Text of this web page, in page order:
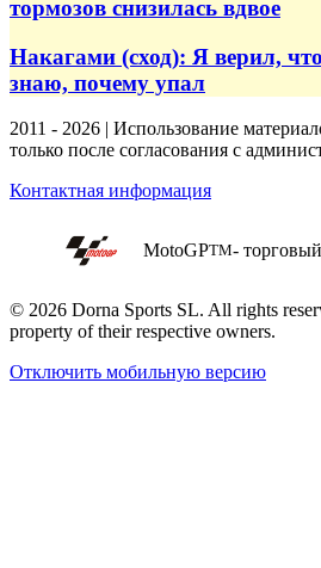
тормозов снизилась вдвое
Накагами (сход): Я верил,
знаю, почему упал
2011 - 2026 | Использование
только после согласования с
Контактная информация
MotoGPTM-
© 2026 Dorna Sports SL. All rights
property of their respective owners.
Отключить мобильную версию